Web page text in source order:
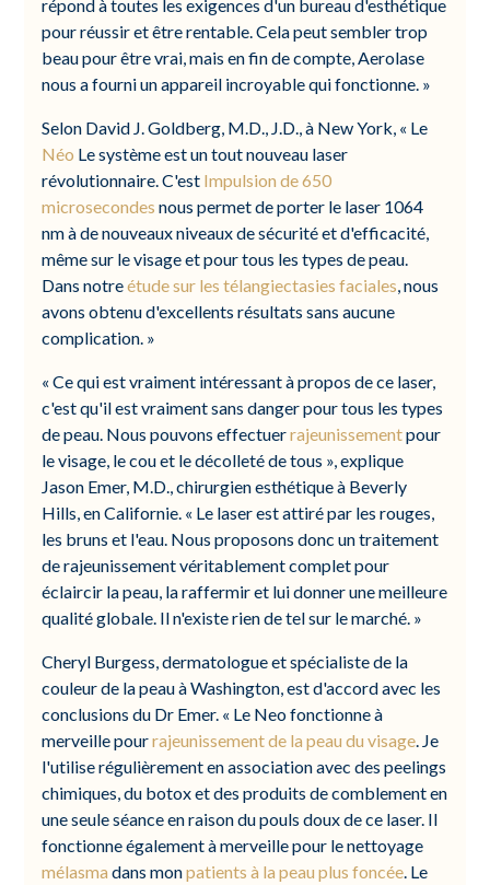
répond à toutes les exigences d'un bureau d'esthétique
pour réussir et être rentable. Cela peut sembler trop
beau pour être vrai, mais en fin de compte, Aerolase
nous a fourni un appareil incroyable qui fonctionne. »
Selon David J. Goldberg, M.D., J.D., à New York, « Le
Néo Le système est un tout nouveau laser
révolutionnaire. C'est Impulsion de 650
microsecondes nous permet de porter le laser 1064
nm à de nouveaux niveaux de sécurité et d'efficacité,
même sur le visage et pour tous les types de peau.
Dans notreétude sur les télangiectasies faciales, nous
avons obtenu d'excellents résultats sans aucune
complication. »
« Ce qui est vraiment intéressant à propos de ce laser,
c'est qu'il est vraiment sans danger pour tous les types
de peau. Nous pouvons effectuerrajeunissementpour
le visage, le cou et le décolleté de tous », explique
Jason Emer, M.D., chirurgien esthétique à Beverly
Hills, en Californie. « Le laser est attiré par les rouges,
les bruns et l'eau. Nous proposons donc un traitement
de rajeunissement véritablement complet pour
éclaircir la peau, la raffermir et lui donner une meilleure
qualité globale. Il n'existe rien de tel sur le marché. »
Cheryl Burgess, dermatologue et spécialiste de la
couleur de la peau à Washington, est d'accord avec les
conclusions du Dr Emer. « Le Neo fonctionne à
merveille pourrajeunissement de la peau du visage. Je
l'utilise régulièrement en association avec des peelings
chimiques, du botox et des produits de comblement en
une seule séance en raison du pouls doux de ce laser. Il
fonctionne également à merveille pour le nettoyage
mélasma dans monpatients à la peau plus foncée. Le